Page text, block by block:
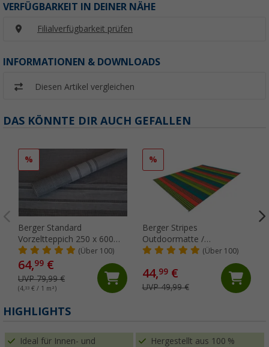
VERFÜGBARKEIT IN DEINER NÄHE
Filialverfügbarkeit prüfen
INFORMATIONEN & DOWNLOADS
Diesen Artikel vergleichen
DAS KÖNNTE DIR AUCH GEFALLEN
%
Berger Standard
Vorzeltteppich 250 x 600
cm grau
(Über 100)
64,99 €
UVP 79,99 €
(4,33 € / 1 m²)
%
Berger Stripes
Outdoormatte /
Vorzeltteppich 300 x 250
(Über 100)
44,99€
UVP 49,99 €
HIGHLIGHTS
Ideal für Innen- und
Hergestellt aus 100 %